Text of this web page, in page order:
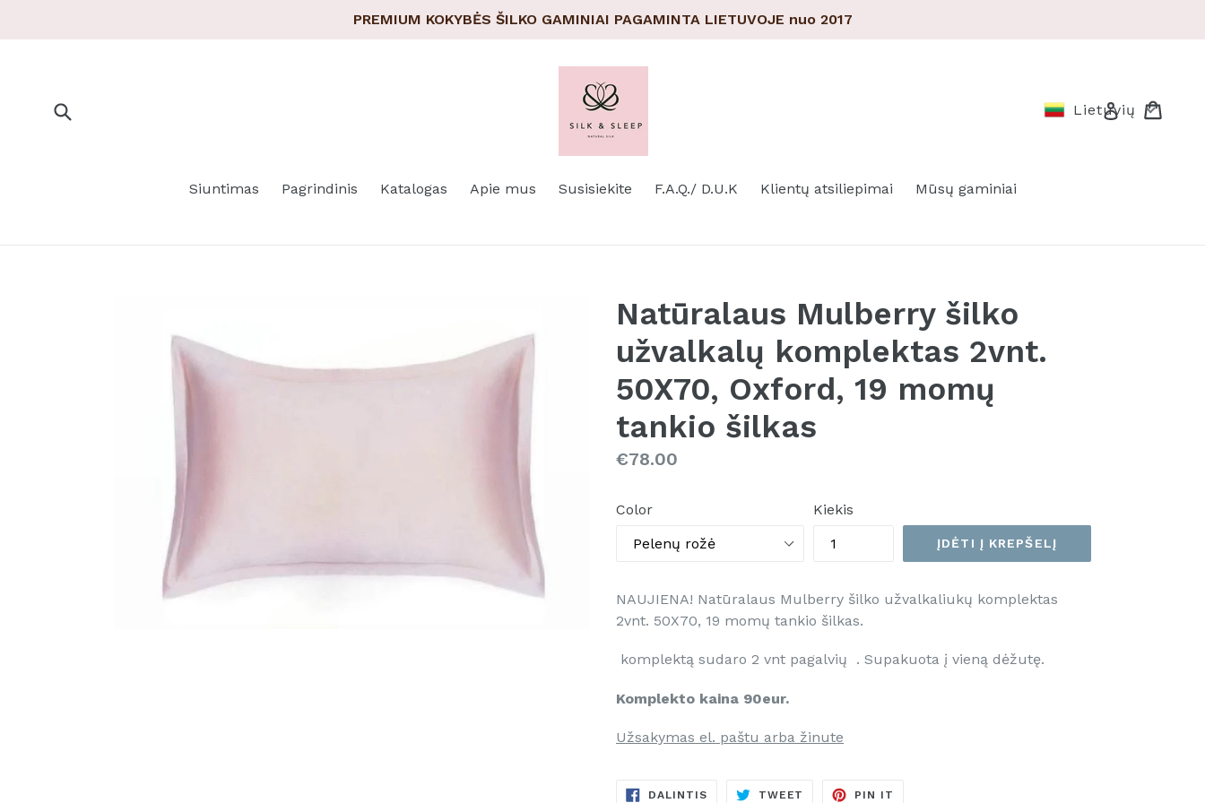
PREMIUM KOKYBĖS ŠILKO GAMINIAI PAGAMINTA LIETUVOJE nuo 2017
Prisijungti
Lietuvių
Siuntimas Pagrindinis Katalogas Apie mus Susisiekite F.A.Q./ D.U.K Klientų atsiliepimai Mūsų gaminiai
Natūralaus Mulberry šilko
užvalkalų komplektas 2vnt.
50X70, Oxford, 19 momų
tankio šilkas
Kaina
€78.00
Color Kiekis
ĮDĖTI Į KREPŠELĮ
NAUJIENA! Natūralaus Mulberry šilko užvalkaliukų komplektas
2vnt. 50X70, 19 momų tankio šilkas.
komplektą sudaro 2 vnt pagalvių . Supakuota į vieną dėžutę.
Komplekto kaina 90eur.
Užsakymas el. paštu arba žinute
DALINTISDALINTISTWEET
TWEETINTIPIN IT